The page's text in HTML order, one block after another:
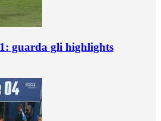
guarda gli highlights